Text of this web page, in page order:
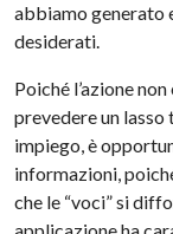
abbiamo generato
desiderati.
Poiché l’azione
prevedere un
impiego, è
informazioni,
che le “voci” si